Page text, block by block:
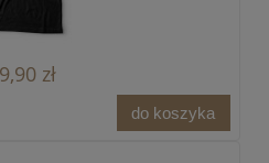
zł
do koszyka